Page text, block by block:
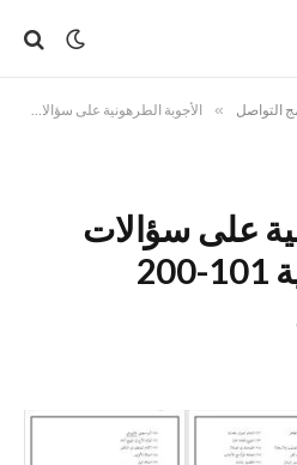
التواصل » الأجوبة الطرهونية على سؤالات البرامج التواصلية 101-200
على سؤالات